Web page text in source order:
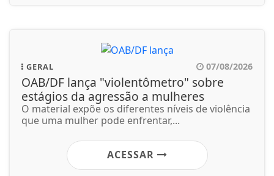
GERAL 07/08/2026
OAB/DF lança "violentômetro" sobre
estágios da agressão a mulheres
O material expõe os diferentes níveis de violência
que uma mulher pode enfrentar,...
ACESSAR